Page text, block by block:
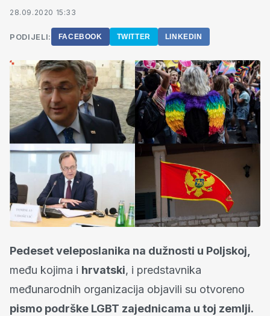
28.09.2020 15:33
PODIJELI: FACEBOOK TWITTER LINKEDIN
Pedeset veleposlanika na dužnosti u Poljskoj,
među kojima i hrvatski, i predstavnika
međunarodnih organizacija objavili su otvoreno
pismo podrške LGBT zajednicama u toj zemlji.